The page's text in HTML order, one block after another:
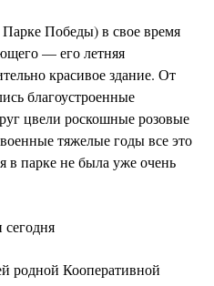
Победы) в свое время
— его летняя
красивое здание. От
благоустроенные
цвели роскошные розовые
тяжелые годы все это
в парке не была уже очень
родной Кооперативной